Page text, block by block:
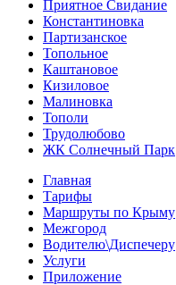
Приятное Свидание
Константиновка
Партизанское
Топольное
Каштановое
Кизиловое
Малиновка
Тополи
Трудолюбово
ЖК Солнечный Парк
Главная
Тарифы
Маршруты по Крыму
Межгород
Водителю\Диспечеру
Услуги
Приложение